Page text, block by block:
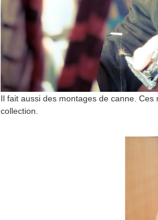
Il fait aussi des montages de canne.
collection.